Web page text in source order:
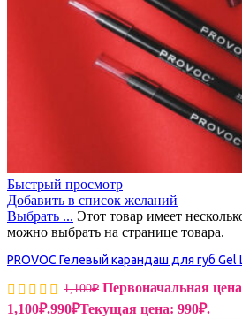
Быстрый просмотр
Добавить в список желаний
Выбрать ... Этот товар имеет
можно выбрать на странице товара.
PROVOC Гелевый карандаш для губ Gel
1,100₽ Первоначальная
1,100₽.990₽Текущая цена: 990₽.